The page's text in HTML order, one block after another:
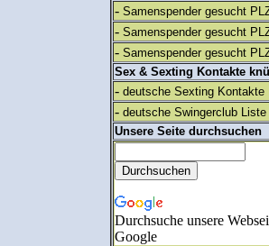
- Samenspender gesucht
- Samenspender gesucht
- Samenspender gesucht
Sex & Sexting Kontakte
- deutsche Sexting Kontakte
- deutsche Swingerclub Liste
Unsere Seite durchsuchen
Durchsuche unsere
Google